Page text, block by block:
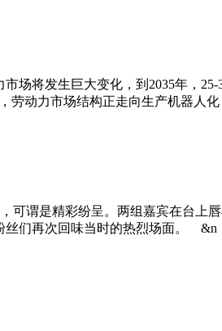
场将发生巨大变化，到2035年，
动力市场结构正走向生产机器人
谓是精彩纷呈。两组嘉宾在台上
丝们再次回味当时的热烈场面。 &n